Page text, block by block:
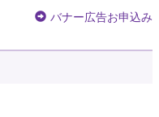
バナー広告お申込み